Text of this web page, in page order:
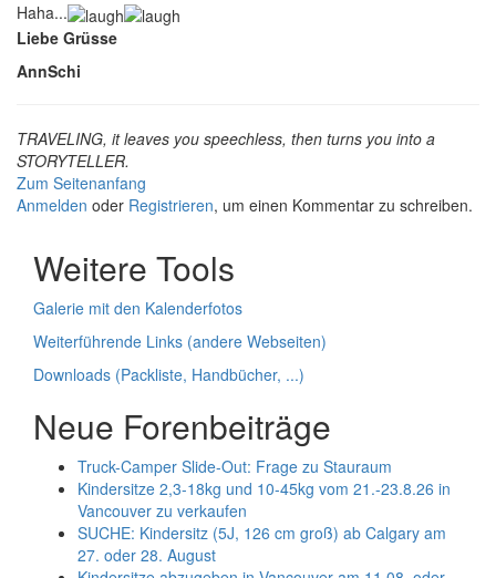
Haha...
Liebe Grüsse
AnnSchi
TRAVELING, it leaves you speechless, then turns you into a
STORYTELLER.
Zum Seitenanfang
Anmelden oder Registrieren, um einen Kommentar zu schreiben.
Weitere Tools
Galerie mit den Kalenderfotos
Weiterführende Links (andere Webseiten)
Downloads (Packliste, Handbücher, ...)
Neue Forenbeiträge
Truck-Camper Slide-Out: Frage zu Stauraum
Kindersitze 2,3-18kg und 10-45kg vom 21.-23.8.26 in
Vancouver zu verkaufen
SUCHE: Kindersitz (5J, 126 cm groß) ab Calgary am
27. oder 28. August